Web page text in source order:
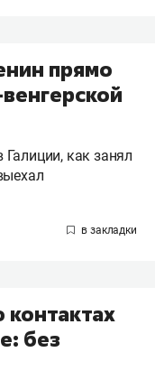
прямо
как занял
контактах
без